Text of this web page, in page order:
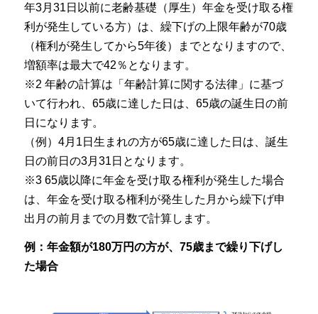
年3月31日以前に老齢基礎（厚生）年金を受け取る権
利が発生している方）は、繰下げの上限年齢が70歳
（権利が発生してから5年後）までとなりますので、
増額率は最大で42％となります。
※2 年齢の計算は「年齢計算に関する法律」に基づ
いて行われ、65歳に達した日は、65歳の誕生日の前
日になります。
（例）4月1日生まれの方が65歳に達した日は、誕生
日の前日の3月31日となります。
※3 65歳以降に年金を受け取る権利が発生した場合
は、年金を受け取る権利が発生した月から繰下げ申
出月の前月までの月数で計算します。
例：年金額が180万円の方が、75歳まで繰り下げし
た場合